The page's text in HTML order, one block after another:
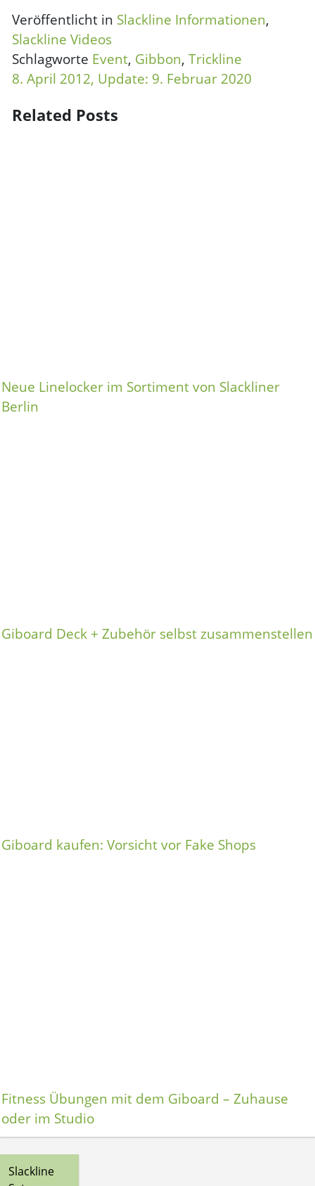
Veröffentlicht in Slackline Informationen,
Slackline Videos
Schlagworte Event, Gibbon, Trickline
8. April 2012, Update: 9. Februar 2020
Related Posts
Neue Linelocker im Sortiment von Slackliner
Berlin
Giboard Deck + Zubehör selbst zusammenstellen
Giboard kaufen: Vorsicht vor Fake Shops
Fitness Übungen mit dem Giboard – Zuhause
oder im Studio
Slackline